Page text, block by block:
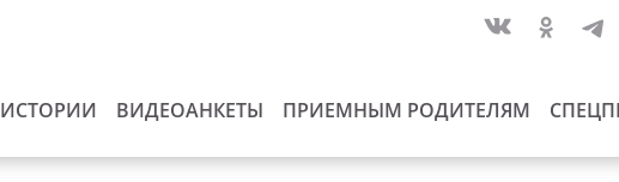
ИСТОРИИ ВИДЕОАНКЕТЫ ПРИЕМНЫМ РОДИТЕЛЯМ